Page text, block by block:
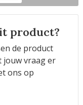
product?
de product
jouw vraag er
ons op